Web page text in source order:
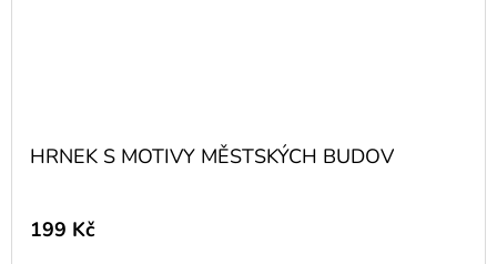
HRNEK S MOTIVY MĚSTSKÝCH BUDOV
199 Kč